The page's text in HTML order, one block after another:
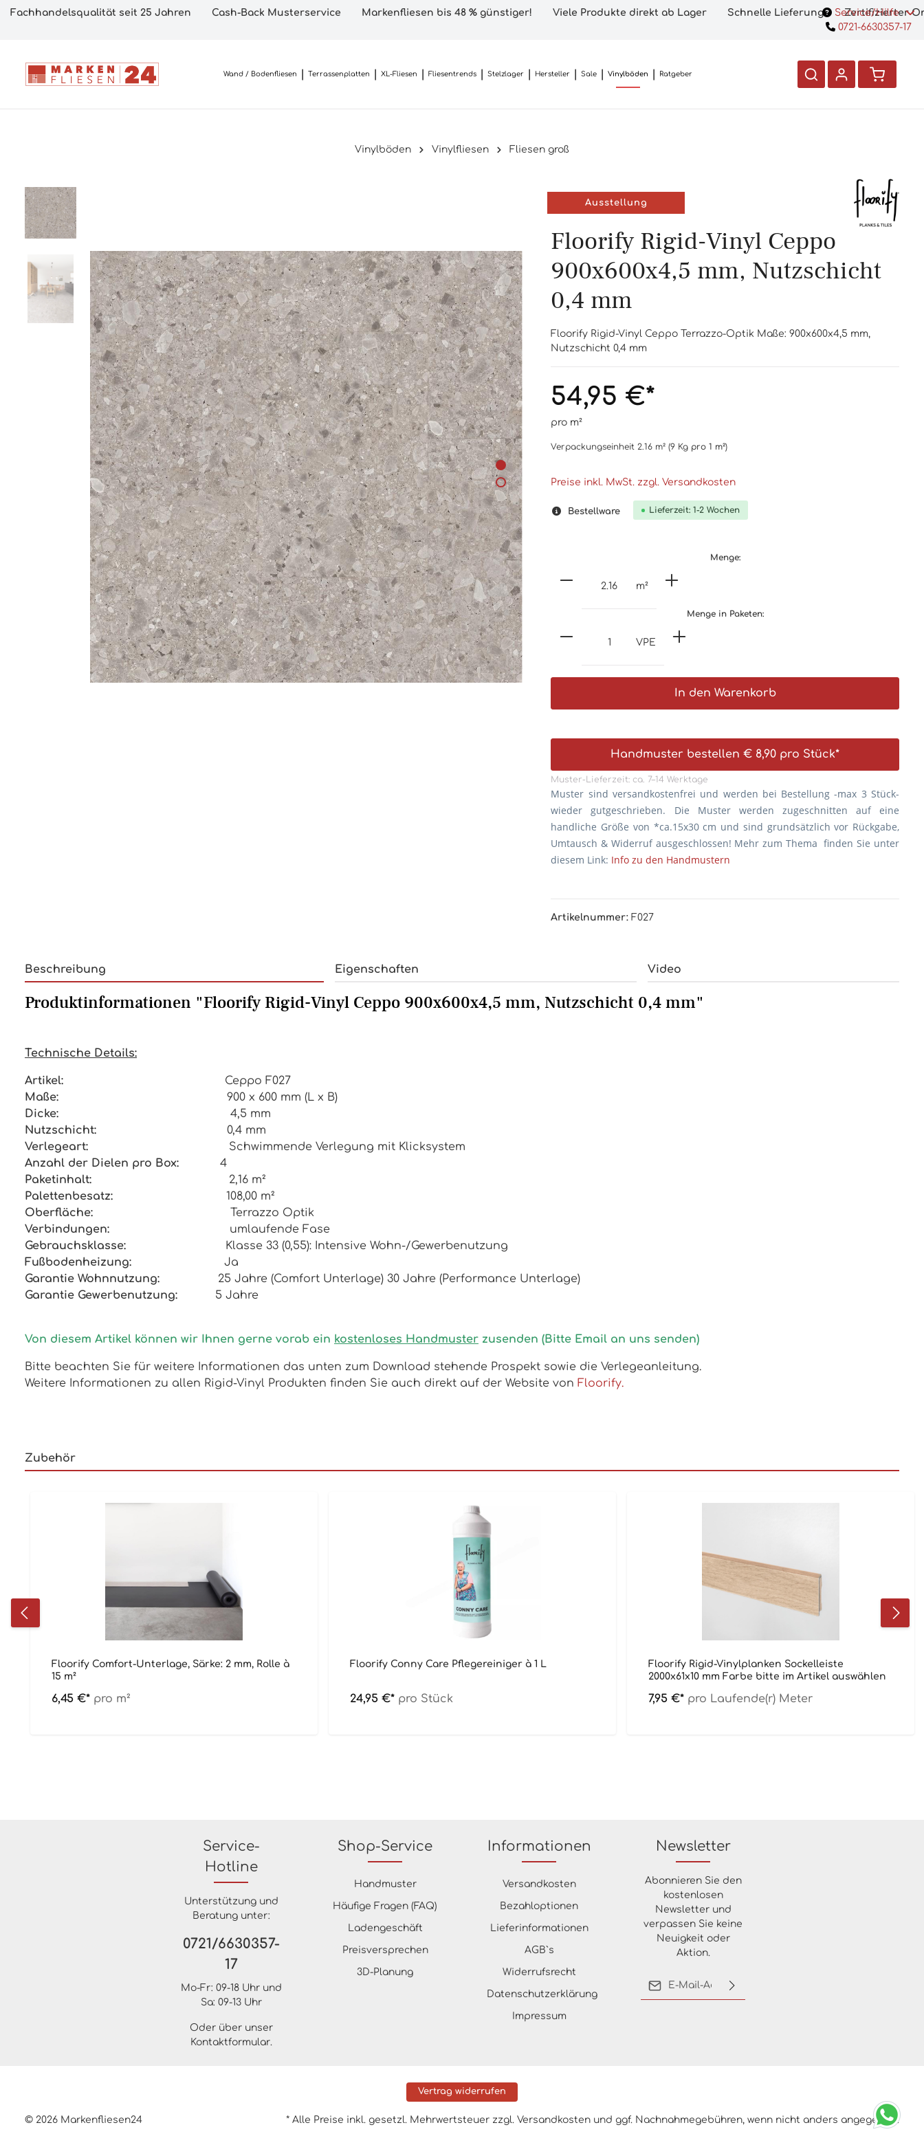
Fachhandelsqualität seit 25 Jahren Cash-Back Musterservice Markenfliesen bis 48 % günstiger! Viele Produkte direkt ab Lager Schnelle Lieferung Zertifizierter
Service/Hilfe
0721-6630357-17
Wand / Bodenfliesen Terrassenplatten XL-Fliesen Fliesentrends Stelzlager Hersteller Sale Vinylböden Ratgeber
Vinylböden Vinylfliesen Fliesen groß
Ausstellung
Floorify Rigid-Vinyl Ceppo
900x600x4,5 mm, Nutzschicht
0,4 mm
Floorify Rigid-Vinyl Ceppo Terrazzo-Optik Maße: 900x600x4,5 mm,
Nutzschicht 0,4 mm
54,95 €*
pro m²
Verpackungseinheit 2.16 m²(9 Kg pro 1 m²)
Preise inkl. MwSt. zzgl. Versandkosten
Bestellware Lieferzeit: 1-2 Wochen
Menge:
m²
Menge in Paketen:
VPE
In den Warenkorb
Handmuster bestellen € 8,90 pro Stück*
Muster-Lieferzeit: ca. 7–14 Werktage
Muster sind versandkostenfrei und werden bei Bestellung -max 3 Stück-
wieder gutgeschrieben. Die Muster werden zugeschnitten auf eine
handliche Größe von *ca.15x30 cm und sind grundsätzlich vor Rückgabe,
Umtausch & Widerruf ausgeschlossen! Mehr zum Thema finden Sie unter
diesem Link: Info zu den Handmustern
Artikelnummer: F027
Beschreibung Eigenschaften Video
Produktinformationen "Floorify Rigid-Vinyl Ceppo 900x600x4,5 mm, Nutzschicht 0,4 mm"
Technische Details:
Artikel: Ceppo F027
Maße: 900 x 600 mm (L x B)
Dicke: 4,5 mm
Nutzschicht: 0,4 mm
Verlegeart: Schwimmende Verlegung mit Klicksystem
Anzahl der Dielen pro Box: 4
Paketinhalt:
2,16 m²
Palettenbesatz:
108,00 m²
Oberfläche: Terrazzo Optik
Verbindungen: umlaufende Fase
Gebrauchsklasse:
Klasse 33 (0,55): Intensive Wohn-/Gewerbenutzung
Fußbodenheizung:
Ja
Garantie Wohnnutzung:
25 Jahre (Comfort Unterlage) 30 Jahre (Performance Unterlage)
Garantie Gewerbenutzung: 5 Jahre
Von diesem Artikel können wir Ihnen gerne vorab ein kostenloses Handmuster zusenden (Bitte Email an uns senden)
Bitte beachten Sie für weitere Informationen das unten zum Download stehende Prospekt sowie die Verlegeanleitung.
Weitere Informationen zu allen Rigid-Vinyl Produkten finden Sie auch direkt auf der Website von Floorify.
Zubehör
Floorify Comfort-Unterlage, Särke: 2 mm, Rolle à
15 m²
6,45 €* pro m²
Floorify Conny Care Pflegereiniger à 1 L
24,95 €* pro Stück
Floorify Rigid-Vinylplanken Sockelleiste
2000x61x10 mm Farbe bitte im Artikel auswählen
7,95 €* pro Laufende(r) Meter
Newsletter
Abonnieren Sie den
kostenlosen
Newsletter und
verpassen Sie keine
Neuigkeit oder
Aktion.
Service-
Hotline
Unterstützung und
Beratung unter:
0721/6630357-
17
Mo-Fr: 09-18 Uhr und
Sa: 09-13 Uhr
Oder über unser
Kontaktformular.
Shop-Service
Handmuster
Häufige Fragen (FAQ)
Ladengeschäft
Preisversprechen
3D-Planung
Informationen
Versandkosten
Bezahloptionen
Lieferinformationen
AGB`s
Widerrufsrecht
Datenschutzerklärung
Impressum
Vertrag widerrufen
© 2026 Markenfliesen24 * Alle Preise inkl. gesetzl. Mehrwertsteuer zzgl. Versandkosten und ggf. Nachnahmegebühren, wenn nicht anders angegeben.